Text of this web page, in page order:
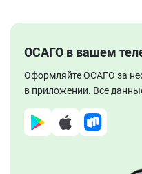
ОСАГО в вашем
Оформляйте ОСАГО за
в приложении. Все